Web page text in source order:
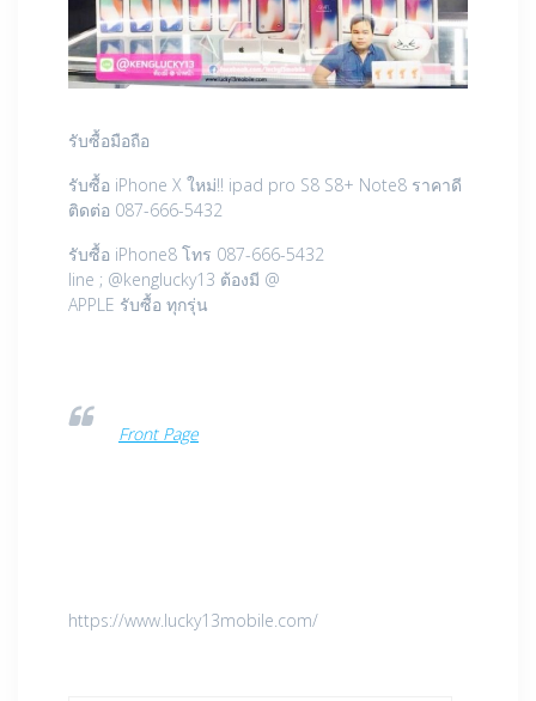
รับซื้อมือถือ
รับซื้อ iPhone X ใหม่!! ipad pro S8 S8+ Note8 ราคาดี
ติดต่อ 087-666-5432
รับซื้อ iPhone8 โทร 087-666-5432
line ; @kenglucky13 ต้องมี @
APPLE รับซื้อ ทุกรุ่น
Front Page
https://www.lucky13mobile.com/